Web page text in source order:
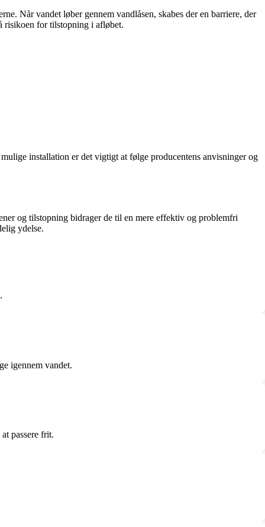
Når vandet løber gennem vandlåsen, skabes der en barriere, der
risikoen for tilstopning i afløbet.
installation er det vigtigt at følge producentens anvisninger og
og tilstopning bidrager de til en mere effektiv og problemfri
ydelse.
igennem vandet.
passere frit.